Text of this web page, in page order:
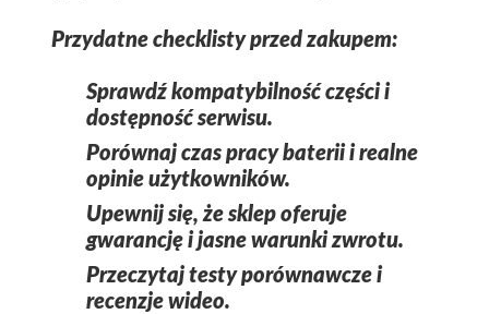
Przydatne checklisty przed zakupem:
Sprawdź kompatybilność części i
dostępność serwisu.
Porównaj czas pracy baterii i realne
opinie użytkowników.
Upewnij się, że sklep oferuje
gwarancję i jasne warunki zwrotu.
Przeczytaj testy porównawcze i
recenzje wideo.